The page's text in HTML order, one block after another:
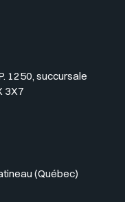
1250, succursale
3X7
(Québec)